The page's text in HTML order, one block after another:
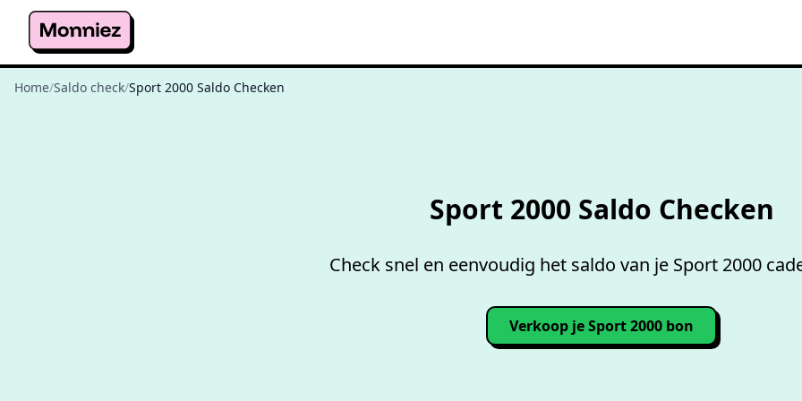
Home/Saldo check/Sport 2000 Saldo Checken
Sport 2000 Saldo Checken
Check snel en eenvoudig het saldo van je Sport 2000
Verkoop je Sport 2000 bon